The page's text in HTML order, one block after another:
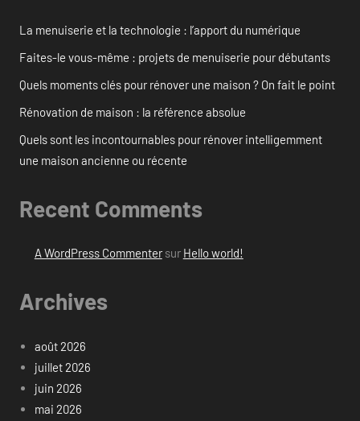
La menuiserie et la technologie : l’apport du numérique
Faites-le vous-même : projets de menuiserie pour débutants
Quels moments clés pour rénover une maison ? On fait le point
Rénovation de maison : la référence absolue
Quels sont les incontournables pour rénover intelligemment
une maison ancienne ou récente
Recent Comments
A WordPress Commentersur Hello world!
Archives
août 2026
juillet 2026
juin 2026
mai 2026